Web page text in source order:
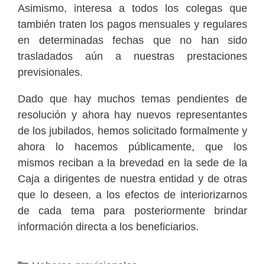
Asimismo, interesa a todos los colegas que
también traten los pagos mensuales y regulares
en determinadas fechas que no han sido
trasladados aún a nuestras prestaciones
previsionales.
Dado que hay muchos temas pendientes de
resolución y ahora hay nuevos representantes
de los jubilados, hemos solicitado formalmente y
ahora lo hacemos públicamente, que los
mismos reciban a la brevedad en la sede de la
Caja a dirigentes de nuestra entidad y de otras
que lo deseen, a los efectos de interiorizarnos
de cada tema para posteriormente brindar
información directa a los beneficiarios.